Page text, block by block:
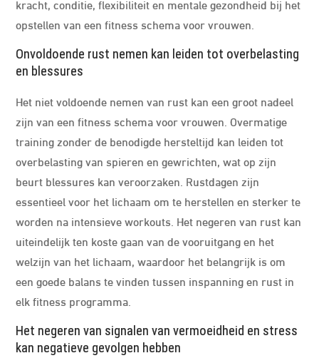
kracht, conditie, flexibiliteit en mentale gezondheid bij het
opstellen van een fitness schema voor vrouwen.
Onvoldoende rust nemen kan leiden tot overbelasting
en blessures
Het niet voldoende nemen van rust kan een groot nadeel
zijn van een fitness schema voor vrouwen. Overmatige
training zonder de benodigde hersteltijd kan leiden tot
overbelasting van spieren en gewrichten, wat op zijn
beurt blessures kan veroorzaken. Rustdagen zijn
essentieel voor het lichaam om te herstellen en sterker te
worden na intensieve workouts. Het negeren van rust kan
uiteindelijk ten koste gaan van de vooruitgang en het
welzijn van het lichaam, waardoor het belangrijk is om
een goede balans te vinden tussen inspanning en rust in
elk fitness programma.
Het negeren van signalen van vermoeidheid en stress
kan negatieve gevolgen hebben